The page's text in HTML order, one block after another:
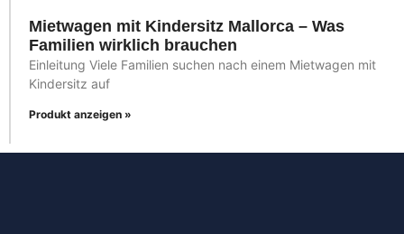
Mietwagen mit Kindersitz Mallorca – Was
Familien wirklich brauchen
Einleitung Viele Familien suchen nach einem Mietwagen mit
Kindersitz auf
Produkt anzeigen »